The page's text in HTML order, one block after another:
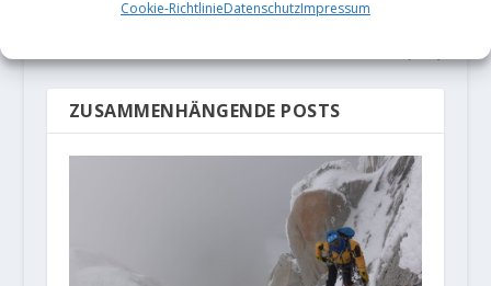
Cookie-RichtlinieDatenschutzImpressum
"Ratstaman
ZUSAMMENHÄNGENDE POSTS